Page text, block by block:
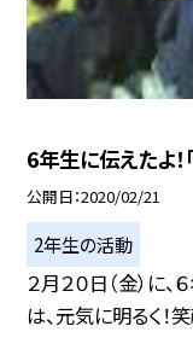
6年生に伝えたよ！
公開日 2020/02/21
2年生の活動
２月２０日（金）に
は、元気に明るく！